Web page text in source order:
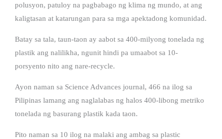
polusyon, patuloy na pagbabago ng klima ng mundo, at ang
kaligtasan at katarungan para sa mga apektadong komunidad.
Batay sa tala, taun-taon ay aabot sa 400-milyong tonelada ng
plastik ang nalilikha, ngunit hindi pa umaabot sa 10-
porsyento nito ang nare-recycle.
Ayon naman sa Science Advances journal, 466 na ilog sa
Pilipinas lamang ang naglalabas ng halos 400-libong metriko
tonelada ng basurang plastik kada taon.
Pito naman sa 10 ilog na malaki ang ambag sa plastic